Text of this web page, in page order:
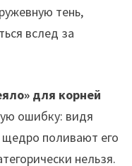
тень,
вслед за
для корней
ошибку: видя
поливают его
нельзя.